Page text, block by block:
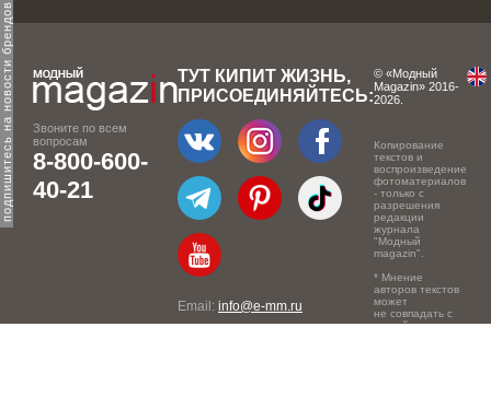
подпишитесь на новости брендов
Звоните по всем
вопросам
8-800-600-
40-21
ТУТ КИПИТ ЖИЗНЬ,
ПРИСОЕДИНЯЙТЕСЬ:
Email: info@e-mm.ru
© «Модный
Magazin» 2016-
2026.
Копирование
текстов и
воспроизведение
фотоматериалов
- только с
разрешения
редакции
журнала
"Модный
magazin".
* Мнение
авторов текстов
может
не совпадать с
точкой зрения